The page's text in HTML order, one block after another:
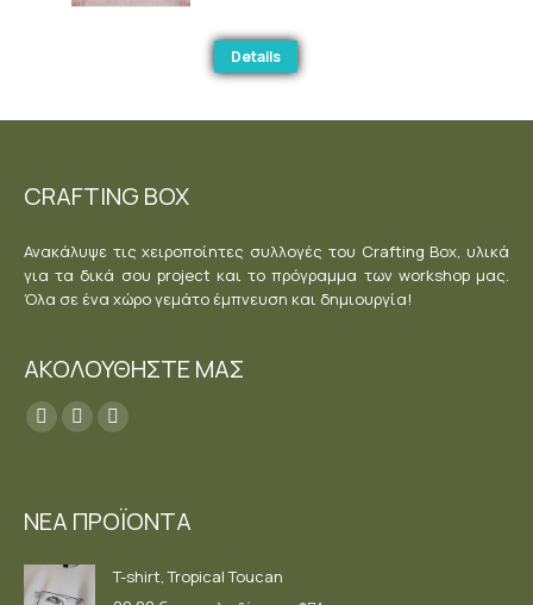
Details
CRAFTING BOX
Ανακάλυψε τις χειροποίητες συλλογές του Crafting Box, υλικά
για τα δικά σου project και το πρόγραμμα των workshop μας.
Όλα σε ένα χώρο γεμάτο έμπνευση και δημιουργία!
ΑΚΟΛΟΥΘΗΣΤΕ ΜΑΣ
Find us on:
Facebook
in
window
YouTube
in
window
Instagram
in
window
ΝΕΑ ΠΡΟΪΟΝΤΑ
T-shirt, Tropical Toucan